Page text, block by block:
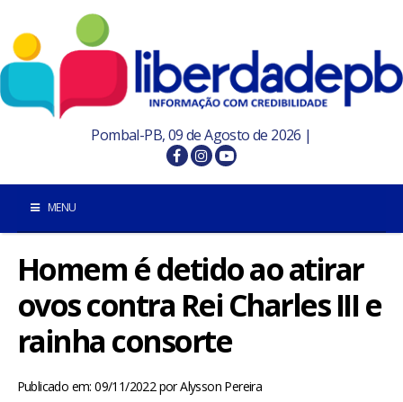
Pombal-PB, 09 de Agosto de 2026 |
MENU
INÍCIO
POMBAL E REGIÃO
Homem é detido ao atirar
ovos contra Rei Charles III e
rainha consorte
Publicado em: 09/11/2022porAlysson Pereira